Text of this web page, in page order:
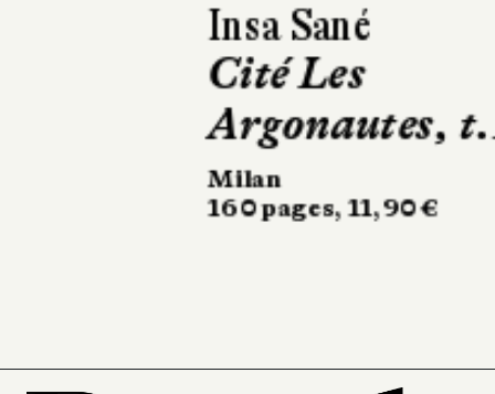
Claire Mazard
Le Chemin à
l'envers
Syros
512 pages, 17,95 €